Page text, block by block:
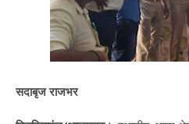
सदाबृज राजभर